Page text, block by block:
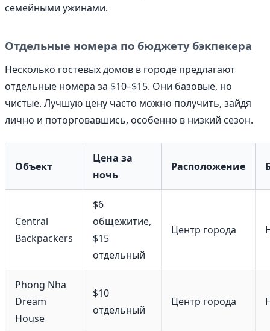
семейными ужинами.
Отдельные номера по бюджету бэкпекера
Несколько гостевых домов в городе предлагают
отдельные номера за $10–$15. Они базовые, но
чистые. Лучшую цену часто можно получить, зайдя
лично и поторговавшись, особенно в низкий сезон.
Объект
Цена за
ночь
Расположение
Central
Backpackers
$6
общежитие,
$15
отдельный
Центр города
Phong Nha
Dream
House
$10
отдельный
Центр города